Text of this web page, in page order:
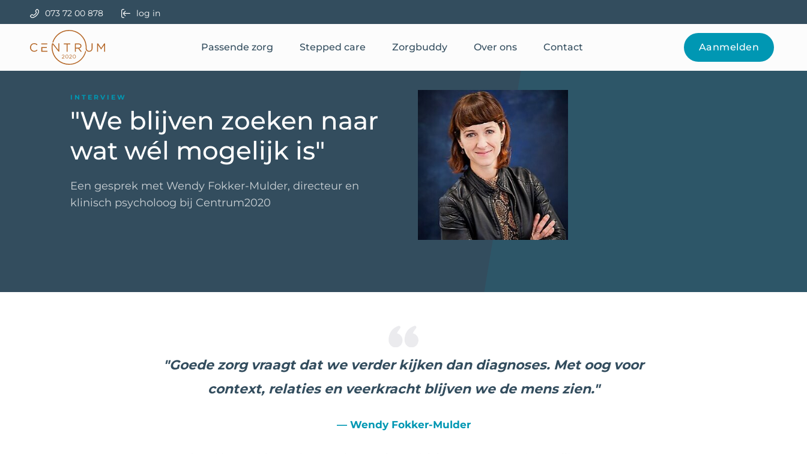
073 72 00 878 log in
Passende zorg Stepped care Zorgbuddy Over ons Contact Aanmelden
INTERVIEW
"We blijven zoeken naar
wat wél mogelijk is"
Een gesprek met Wendy Fokker-Mulder, directeur en
klinisch psycholoog bij Centrum2020
"Goede zorg vraagt dat we verder kijken dan diagnoses. Met oog voor
context, relaties en veerkracht blijven we de mens zien."
— Wendy Fokker-Mulder